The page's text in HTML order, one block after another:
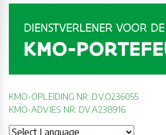
KMO-OPLEIDING NR: DV.O236055
KMO-ADVIES NR: DV.A238916